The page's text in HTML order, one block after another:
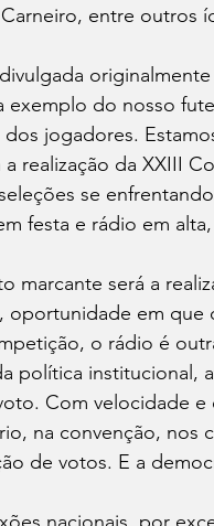
entre outros
exemplo do nosso
jogadores.
realização da XXIII
se
festa e rádio em
marcante será a
oportunidade em que
o rádio é
política institucional,
Com velocidade
na convenção, nos
de votos. E a